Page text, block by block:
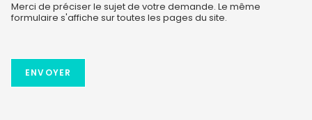
Merci de préciser le sujet de votre demande. Le même
formulaire s'affiche sur toutes les pages du site.
ENVOYER